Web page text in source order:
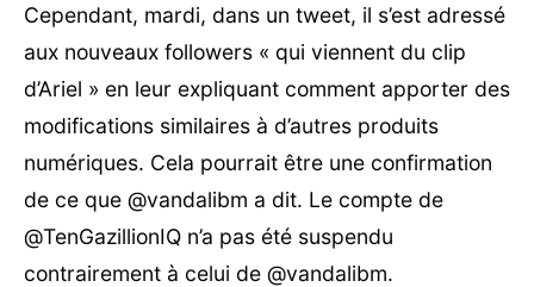
Cependant, mardi, dans un tweet, il s’est adressé
aux nouveaux followers « qui viennent du clip
d’Ariel » en leur expliquant comment apporter des
modifications similaires à d’autres produits
numériques. Cela pourrait être une confirmation
de ce que @vandalibm a dit. Le compte de
@TenGazillionIQ n’a pas été suspendu
contrairement à celui de @vandalibm.